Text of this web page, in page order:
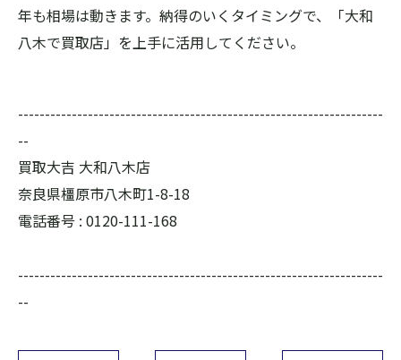
年も相場は動きます。納得のいくタイミングで、「大和
八木で買取店」を上手に活用してください。
--------------------------------------------------------------------
--
買取大吉 大和八木店
奈良県橿原市八木町1-8-18
電話番号 : 0120-111-168
--------------------------------------------------------------------
--